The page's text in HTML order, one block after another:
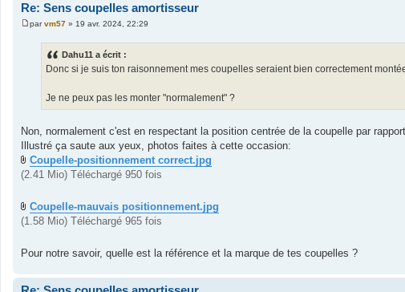
Re: Sens coupelles amortisseur
M
parvm57 » 19 avr. 2024, 22:29
Dahu11 a écrit :
Donc si je suis ton raisonnement mes coupelles seraient bien correctement
Je ne peux pas les monter "normalement" ?
Non, normalement c'est en respectant la position centrée de la coupelle par
Illustré ça saute aux yeux, photos faites à cette occasion:
Coupelle-positionnement correct.jpg
(2.41 Mio) Téléchargé 950 fois
Coupelle-mauvais positionnement.jpg
(1.58 Mio) Téléchargé 965 fois
Pour notre savoir, quelle est la référence et la marque de tes coupelles ?